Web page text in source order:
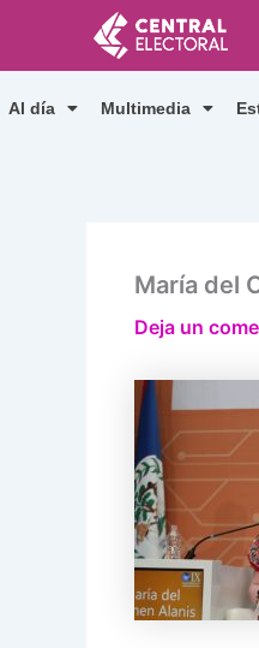
contenido
Al día Multimedia
María del
Deja un